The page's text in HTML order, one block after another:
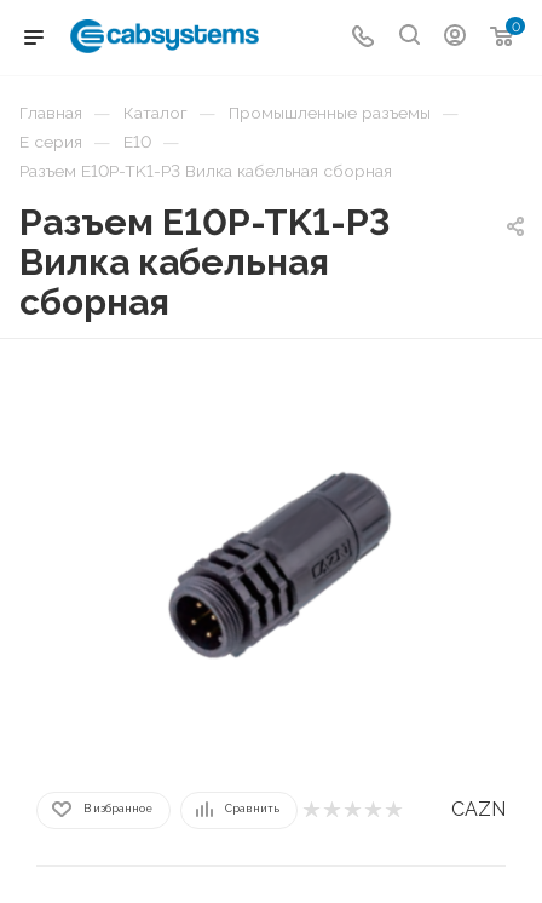
0
Главная — Каталог — Промышленные разъемы —
E серия — E10 —
Разъем E10P-TK1-P3 Вилка кабельная сборная
Разъем E10P-TK1-P3
Вилка кабельная
сборная
В избранное Сравнить CAZN